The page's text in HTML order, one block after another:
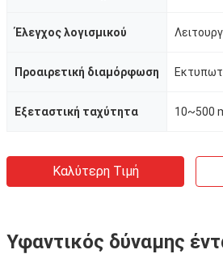
Έλεγχος λογισμικού
Προαιρετική διαμόρφωση
Εξεταστική ταχύτητα 10~500
Καλύτερη Τιμή
Υφαντικός δύναμης